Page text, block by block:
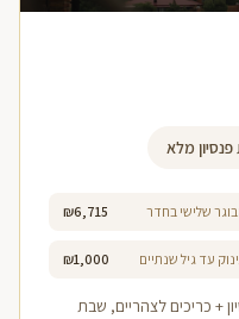
מלא
שלישי בחדר ₪6,715
עד גיל שנתיים ₪1,000
+ כריכים לצהריים, שבת